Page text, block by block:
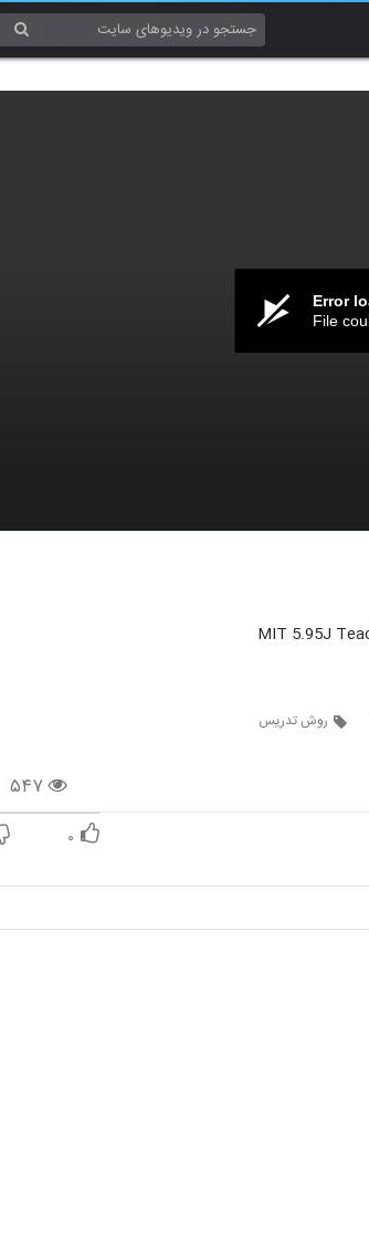
Error
File
MIT 5.95J
روش تدریس
۵۴۷
۰